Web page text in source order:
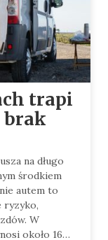
trapi
na długo
środkiem
autem to
ryzyko,
W
około 16…